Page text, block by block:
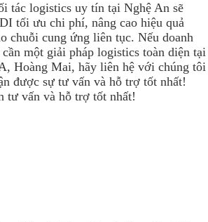
tác logistics uy tín tại Nghệ An sẽ
tối ưu chi phí, nâng cao hiệu quả
chuỗi cung ứng liên tục. Nếu doanh
cần một giải pháp logistics toàn diện tại
Hoàng Mai, hãy liên hệ với chúng tôi
được sự tư vấn và hỗ trợ tốt nhất!
tư vấn và hỗ trợ tốt nhất!